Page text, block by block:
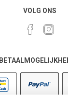
VOLG ONS